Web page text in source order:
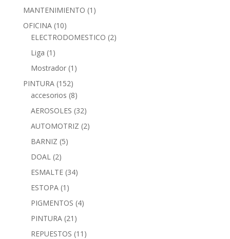
MANTENIMIENTO (1)
OFICINA (10)
ELECTRODOMESTICO (2)
Liga (1)
Mostrador (1)
PINTURA (152)
accesorios (8)
AEROSOLES (32)
AUTOMOTRIZ (2)
BARNIZ (5)
DOAL (2)
ESMALTE (34)
ESTOPA (1)
PIGMENTOS (4)
PINTURA (21)
REPUESTOS (11)